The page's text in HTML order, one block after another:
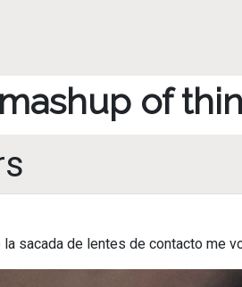
of
sacada de lentes de contacto me